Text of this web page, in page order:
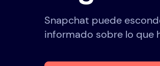
Snapchat puede
informado sobre lo que